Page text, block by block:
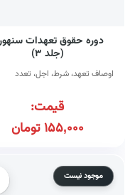
دوره حقوق تعهدات
(جلد ۳)
اوصاف تعهد، شرط، اجل، تعدد
قیمت:
155,000تومان
موجود نیست